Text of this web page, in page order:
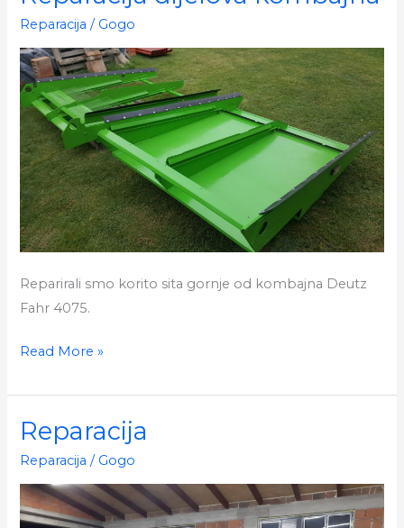
Reparacija / Gogo
Reparirali smo korito sita gornje od kombajna Deutz
Fahr 4075.
Reparacija
kombajna
Read More »
Reparacija
Reparacija / Gogo